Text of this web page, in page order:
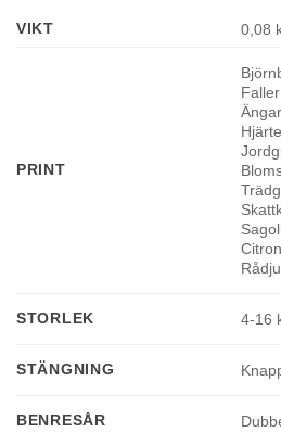
VIKT 0,08
PRINT
STORLEK 4-16
STÄNGNING
BENRESÅR